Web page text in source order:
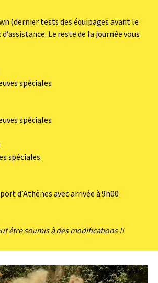
(dernier tests des équipages avant le
Le reste de la journée vous
spéciales
spéciales
spéciales.
d’Athènes avec arrivée à 9h00
être soumis à des modifications !!